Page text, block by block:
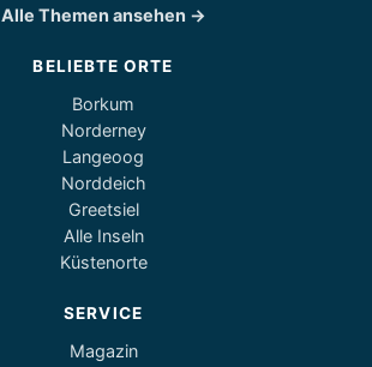
Alle Themen ansehen →
BELIEBTE ORTE
Borkum
Norderney
Langeoog
Norddeich
Greetsiel
Alle Inseln
Küstenorte
SERVICE
Magazin